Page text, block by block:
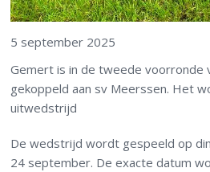
5 september 2025
Gemert is in de tweede voorronde
gekoppeld aan sv Meerssen. Het
uitwedstrijd
De wedstrijd wordt gespeeld op
24 september. De exacte datum